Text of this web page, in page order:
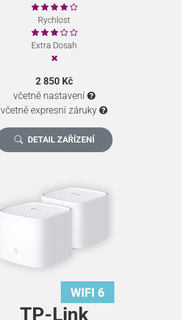
Rychlost
Extra Dosah
2 850 Kč
včetně nastavení
včetně expresní záruky
DETAIL ZAŘÍZENÍ
TP-Link